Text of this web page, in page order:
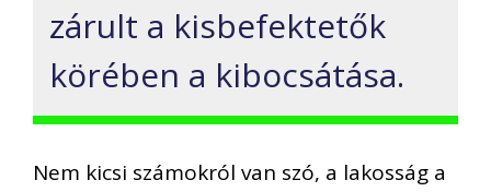
zárult a kisbefektetők
körében a kibocsátása.
Nem kicsi számokról van szó, a lakosság a